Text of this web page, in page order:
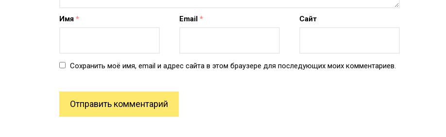
Имя * Email * Сайт
Сохранить моё имя, email и адрес сайта в этом браузере для последующих моих комментариев.